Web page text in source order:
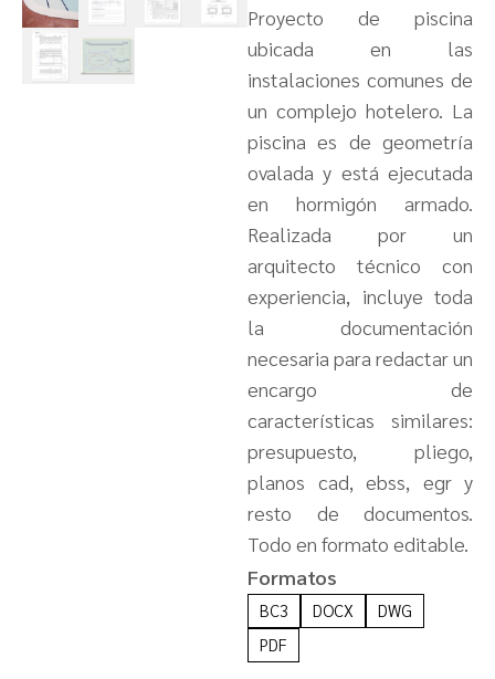
Proyecto de piscina
ubicada en las
instalaciones comunes de
un complejo hotelero. La
piscina es de geometría
ovalada y está ejecutada
en hormigón armado.
Realizada por un
arquitecto técnico con
experiencia, incluye toda
la documentación
necesaria para redactar un
encargo de
características similares:
presupuesto, pliego,
planos cad, ebss, egr y
resto de documentos.
Todo en formato editable.
Formatos
BC3 DOCX
DWG
PDF